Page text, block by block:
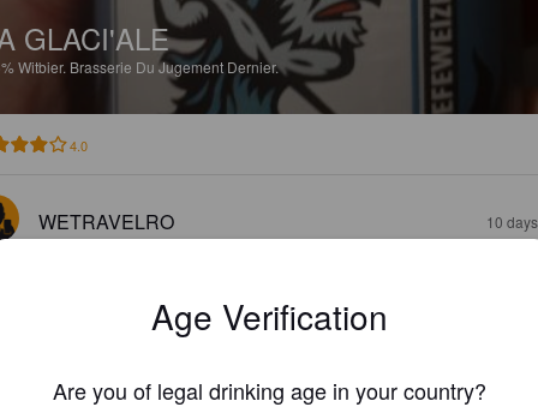
GLACI'ALE
Witbier. Brasserie Du Jugement Dernier.
4.0
WETRAVELRO 10
Age Verification
Are you of legal drinking age in your country?